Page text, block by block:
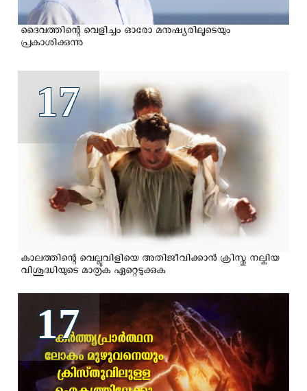
ദൈവത്തിന്റെ വെളിച്ചം ഓരോ മനുഷ്യരിലൂടെയും
പ്രകാശിക്കുന്നു
17
കാലത്തിന്റെ വെല്ലുവിളിയെ അതിജീവിക്കാന്‍ ക്രിസ്തു നല്കിയ
വിശുദ്ധിയുടെ മാതൃക ഏറ്റെടുക്കുക
17